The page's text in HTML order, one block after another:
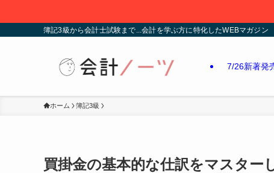
簿記3級から会計士試験まで...会計を学ぶ方に特化したWEBマガジン
7/26新著発
ホーム 簿記3級
買掛金の基本的な仕訳をマスター